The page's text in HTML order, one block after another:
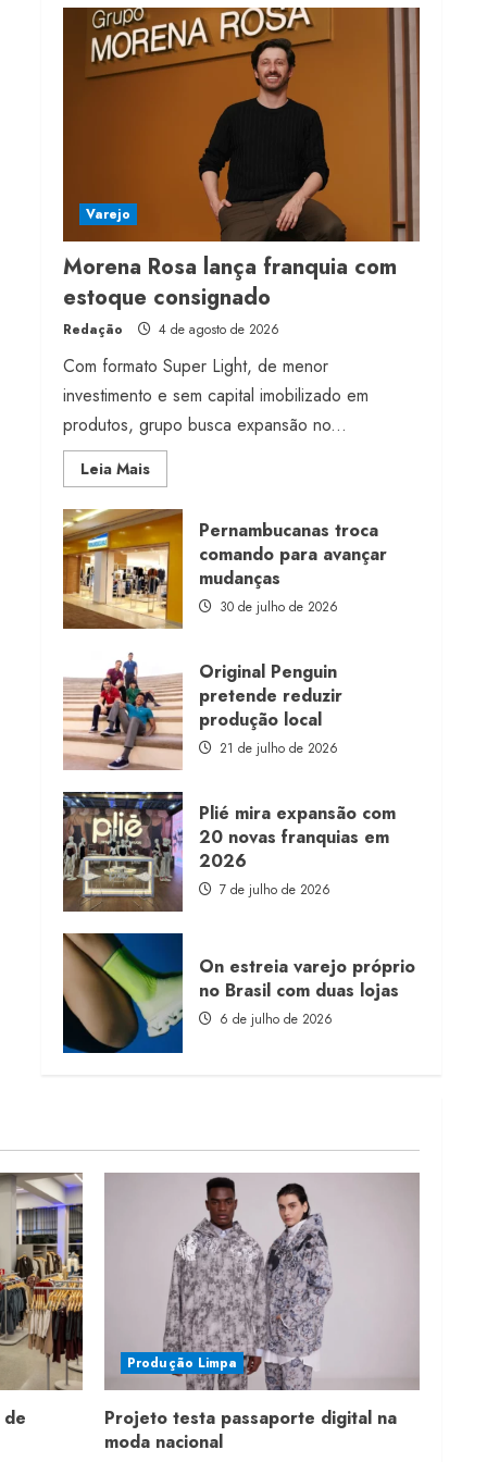
Projeto testa passaporte
digital na moda nacional
4 de agosto de 2026
Morena Rosa lança
franquia com estoque
consignado
4 de agosto de 2026
Varejo
Morena Rosa lança franquia com
estoque consignado
Redação 4 de agosto de 2026
Com formato Super Light, de menor
investimento e sem capital imobilizado em
produtos, grupo busca expansão no...
Leia MaisRead
more
Morena
Rosa
lança
franquia
com
estoque
consignado
Pernambucanas troca
comando para avançar
mudanças
30 de julho de 2026
Original Penguin
pretende reduzir
produção local
21 de julho de 2026
Plié mira expansão com
20 novas franquias em
2026
7 de julho de 2026
On estreia varejo próprio
no Brasil com duas lojas
6 de julho de 2026
Produção Limpa
Projeto testa passaporte digital na
moda nacional